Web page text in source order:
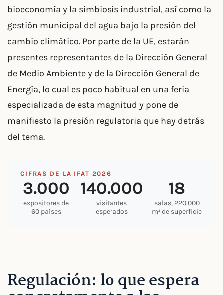
bioeconomía y la simbiosis industrial, así como la
gestión municipal del agua bajo la presión del
cambio climático. Por parte de la UE, estarán
presentes representantes de la Dirección General
de Medio Ambiente y de la Dirección General de
Energía, lo cual es poco habitual en una feria
especializada de esta magnitud y pone de
manifiesto la presión regulatoria que hay detrás
del tema.
CIFRAS DE LA IFAT 2026
3.000
expositores de
60 países
140.000
visitantes
esperados
18
salas, 220.000
m² de superficie
Regulación: lo que espera